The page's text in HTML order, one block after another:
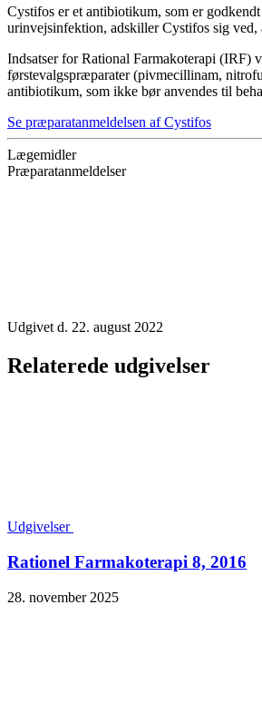
Cystifos er et antibiotikum, som er
urinvejsinfektion, adskiller Cystifos sig ved,
Indsatser for Rational Farmakoterapi (IRF)
førstevalgspræparater (pivmecillinam,
antibiotikum, som ikke bør anvendes til
Se præparatanmeldelsen af Cystifos
Lægemidler
Præparatanmeldelser
Udgivet d. 22. august 2022
Relaterede udgivelser
Udgivelser
Rationel Farmakoterapi 8, 2016
28. november 2025